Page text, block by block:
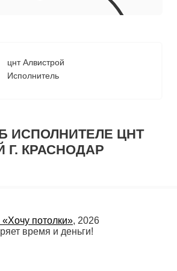
площадь Вашего потолка
цнт Алвистрой
Исполнитель
ИСПОЛНИТЕЛЕ ЦНТ
Г. КРАСНОДАР
потолки», 2026
время и деньги!